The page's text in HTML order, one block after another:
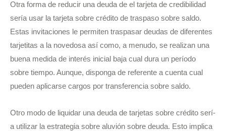
Otra forma de reducir una deuda de el tarjeta de credibilidad
serí­a usar la tarjeta sobre crédito de traspaso sobre saldo.
Estas invitaciones le permiten traspasar deudas de diferentes
tarjetitas a la novedosa así­ como, a menudo, se realizan una
buena medida de interés inicial baja cual dura un período
sobre tiempo. Aunque, disponga de referente a cuenta cual
pueden aplicarse cargos por transferencia sobre saldo.
Otro modo de liquidar una deuda de tarjetas sobre crédito serí­
a utilizar la estrategia sobre aluvión sobre deuda. Esto implica